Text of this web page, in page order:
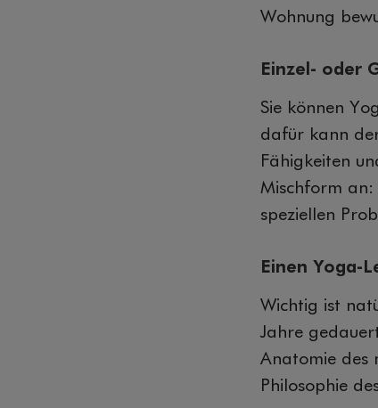
Wohnung
Einzel- oder
Sie können
dafür kann
Fähigkeiten
Mischform
speziellen
Einen Yoga-
Wichtig ist
Jahre
Anatomie des
Philosophie